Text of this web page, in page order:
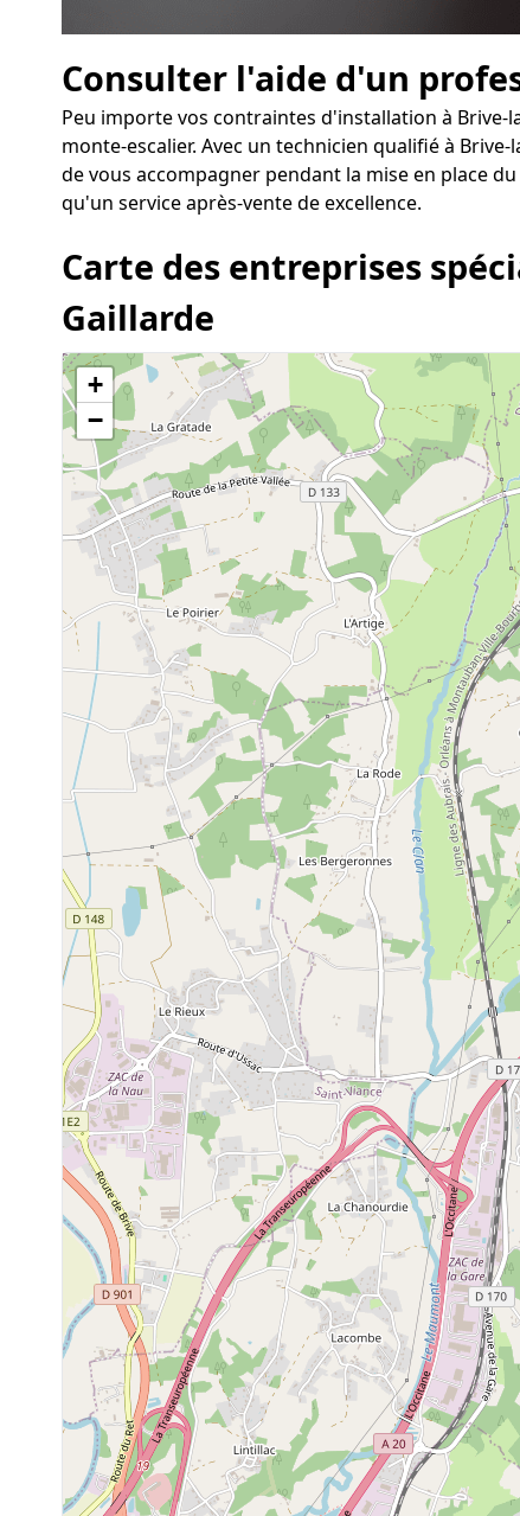
Consulter l'aide d'un
Peu importe vos contraintes d'installation à
monte-escalier. Avec un technicien qualifié à
de vous accompagner pendant la mise en place
qu'un service après-vente de excellence.
Carte des entreprises
Gaillarde
+
−